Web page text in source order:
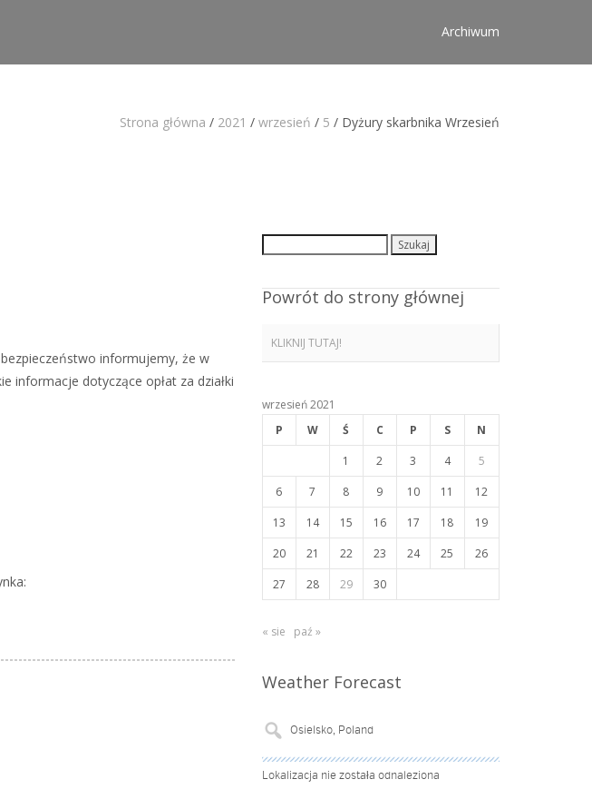
Archiwum
Strona główna / 2021 / wrzesień / 5 / Dyżury skarbnika Wrzesień
informujemy, że w
informacje dotyczące opłat za działki
Powrót do strony głównej
KLIKNIJ TUTAJ!
wrzesień 2021
P
W Ś C P S
N
1
2 3 4
5
6
7 8 9 10 11
12
13
14 15 16 17 18
19
20
21 22 23 24 25
26
27
28 29 30
« sie paź »
Weather Forecast
Lokalizacja nie została odnaleziona